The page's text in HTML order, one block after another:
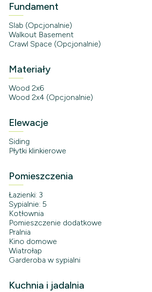
Fundament
Slab (Opcjonalnie)
Walkout Basement
Crawl Space (Opcjonalnie)
Materiały
Wood 2x6
Wood 2x4 (Opcjonalnie)
Elewacje
Siding
Płytki klinkierowe
Pomieszczenia
Łazienki: 3
Sypialnie: 5
Kotłownia
Pomieszczenie dodatkowe
Pralnia
Kino domowe
Wiatrołap
Garderoba w sypialni
Kuchnia i jadalnia